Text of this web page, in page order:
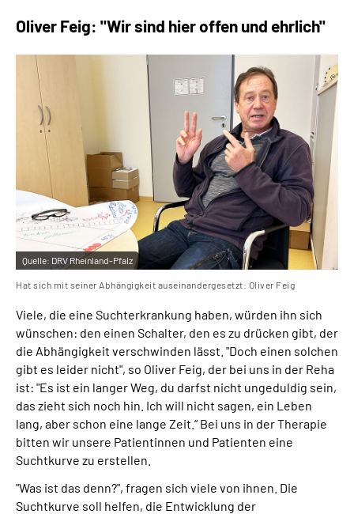
Oliver Feig: "Wir sind hier offen und ehrlich"
Quelle: DRV Rheinland-Pfalz
Hat sich mit seiner Abhängigkeit auseinandergesetzt: Oliver Feig
Viele, die eine Suchterkrankung haben, würden ihn sich
wünschen: den einen Schalter, den es zu drücken gibt, der
die Abhängigkeit verschwinden lässt. "Doch einen solchen
gibt es leider nicht", so Oliver Feig, der bei uns in der Reha
ist: "Es ist ein langer Weg, du darfst nicht ungeduldig sein,
das zieht sich noch hin. Ich will nicht sagen, ein Leben
lang, aber schon eine lange Zeit.“ Bei uns in der Therapie
bitten wir unsere Patientinnen und Patienten eine
Suchtkurve zu erstellen.
"Was ist das denn?", fragen sich viele von ihnen. Die
Suchtkurve soll helfen, die Entwicklung der